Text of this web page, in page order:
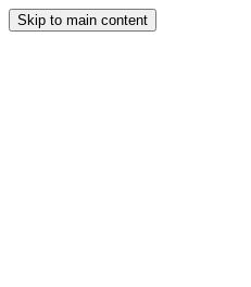
Skip to main content